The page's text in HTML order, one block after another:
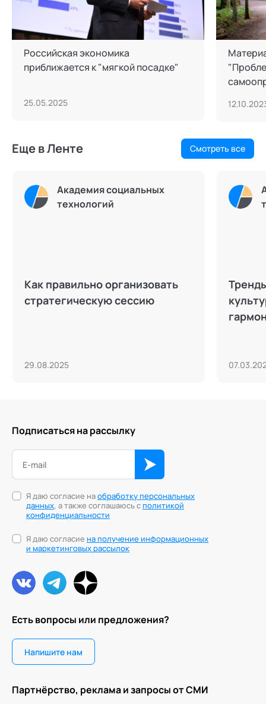
Российская экономика
приближается к "мягкой посадке"
25.05.2025
Еще в Ленте Смотреть все
Академия социальных
технологий
Как правильно организовать
стратегическую сессию
29.08.2025
Есть вопросы или предложения?
Напишите нам
Партнёрство, реклама и запросы от СМИ
Подписаться на рассылку
Я даю согласие наобработку персональных
данных, а также соглашаюсь сполитикой
конфиденциальности
Я даю согласие на получение информационных
и маркетинговых рассылок